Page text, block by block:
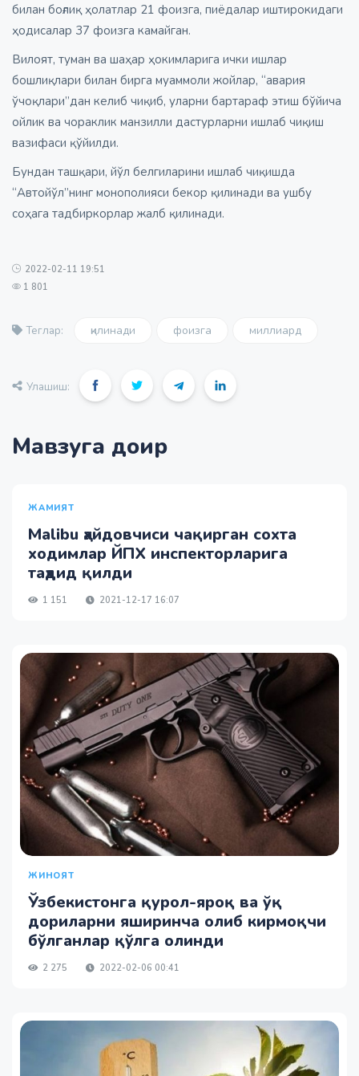
билан боғлиқ ҳолатлар 21 фоизга, пиёдалар иштирокидаги
ҳодисалар 37 фоизга камайган.
Вилоят, туман ва шаҳар ҳокимларига ички ишлар
бошлиқлари билан бирга муаммоли жойлар, “авария
ўчоқлари”дан келиб чиқиб, уларни бартараф этиш бўйича
ойлик ва чораклик манзилли дастурларни ишлаб чиқиш
вазифаси қўйилди.
Бундан ташқари, йўл белгиларини ишлаб чиқишда
“Автойўл”нинг монополияси бекор қилинади ва ушбу
соҳага тадбиркорлар жалб қилинади.
2022-02-11 19:51
1 801
Теглар: қилинади фоизга миллиард
Улашиш:
Мавзуга доир
ЖАМИЯТ
Malibu ҳайдовчиси чақирган сохта
ходимлар ЙПХ инспекторларига
таҳдид қилди
1 151 2021-12-17 16:07
ЖИНОЯТ
Ўзбекистонга қурол-яроқ ва ўқ
дориларни яширинча олиб кирмоқчи
бўлганлар қўлга олинди
2 275 2022-02-06 00:41